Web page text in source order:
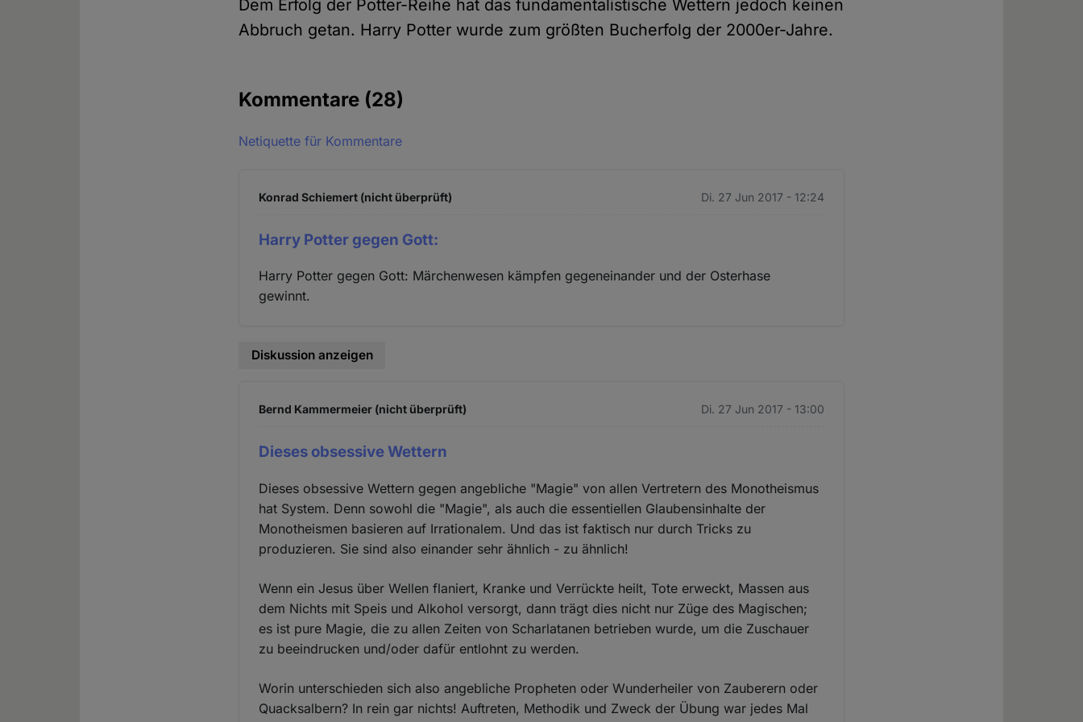
Dem Erfolg der Potter-Reihe hat das fundamentalistische Wettern jedoch keinen
Abbruch getan. Harry Potter wurde zum größten Bucherfolg der 2000er-Jahre.
Kommentare (28)
Netiquette für Kommentare
Konrad Schiemert (nicht überprüft) Di. 27 Jun 2017 - 12:24
Harry Potter gegen Gott:
Harry Potter gegen Gott: Märchenwesen kämpfen gegeneinander und der Osterhase
gewinnt.
Diskussion anzeigen
Bernd Kammermeier (nicht überprüft) Di. 27 Jun 2017 - 13:00
Dieses obsessive Wettern
Dieses obsessive Wettern gegen angebliche "Magie" von allen Vertretern des Monotheismus
hat System. Denn sowohl die "Magie", als auch die essentiellen Glaubensinhalte der
Monotheismen basieren auf Irrationalem. Und das ist faktisch nur durch Tricks zu
produzieren. Sie sind also einander sehr ähnlich - zu ähnlich!
Wenn ein Jesus über Wellen flaniert, Kranke und Verrückte heilt, Tote erweckt, Massen aus
dem Nichts mit Speis und Alkohol versorgt, dann trägt dies nicht nur Züge des Magischen;
es ist pure Magie, die zu allen Zeiten von Scharlatanen betrieben wurde, um die Zuschauer
zu beeindrucken und/oder dafür entlohnt zu werden.
Worin unterschieden sich also angebliche Propheten oder Wunderheiler von Zauberern oder
Quacksalbern? In rein gar nichts! Auftreten, Methodik und Zweck der Übung war jedes Mal